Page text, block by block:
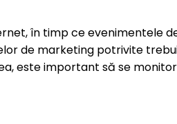
în timp ce evenimentele
de marketing potrivite
este important să se